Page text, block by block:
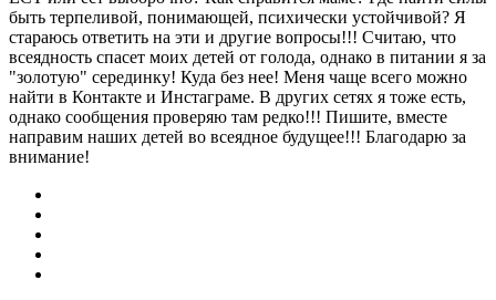
быть терпеливой, понимающей, психически устойчивой? Я
стараюсь ответить на эти и другие вопросы!!! Считаю, что
всеядность спасет моих детей от голода, однако в питании я за
"золотую" серединку! Куда без нее! Меня чаще всего можно
найти в Контакте и Инстаграме. В других сетях я тоже есть,
однако сообщения проверяю там редко!!! Пишите, вместе
направим наших детей во всеядное будущее!!! Благодарю за
внимание!